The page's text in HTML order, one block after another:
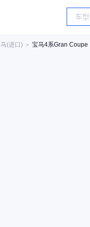
(进口) ＞ 宝马4系Gran Coupe